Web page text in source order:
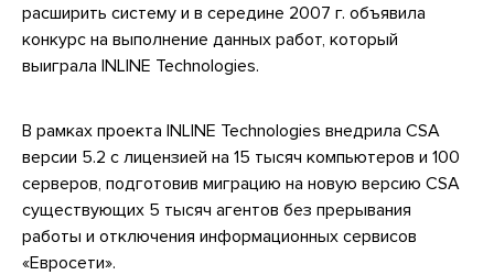
расширить систему и в середине 2007 г. объявила
конкурс на выполнение данных работ, который
выиграла INLINE Technologies.
В рамках проекта INLINE Technologies внедрила CSA
версии 5.2 с лицензией на 15 тысяч компьютеров и 100
серверов, подготовив миграцию на новую версию CSA
существующих 5 тысяч агентов без прерывания
работы и отключения информационных сервисов
«Евросети».